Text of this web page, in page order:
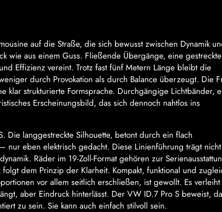
auf die Straße, die sich bewusst zwischen Dynamik
wie aus einem Guss. Fließende Übergänge, eine gestreckte
Effizienz vereint. Trotz fast fünf Metern Länge bleibt die
durch Provokation als durch Balance überzeugt. Die
klar strukturierte Formsprache. Durchgängige Lichtbänder,
Erscheinungsbild, das sich dennoch nahtlos ins
Die langgestreckte Silhouette, betont durch ein flach
nur eben elektrisch gedacht. Diese Linienführung trägt
Räder im 19-Zoll-Format gehören zur
dem Prinzip der Klarheit. Kompakt, funktional und
vor allem seitlich erschließen, ist gewollt. Es verleiht
aber Eindruck hinterlässt. Der VW ID.7 Pro S beweist,
zu sein. Sie kann auch einfach stilvoll sein.